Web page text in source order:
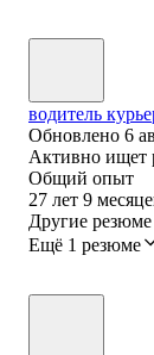
водитель
Обновлено 6
Активно ищет
Общий опыт
27 лет 9
Другие резюме
Ещё 1 резюме